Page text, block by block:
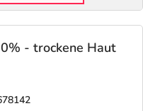
- trockene Haut